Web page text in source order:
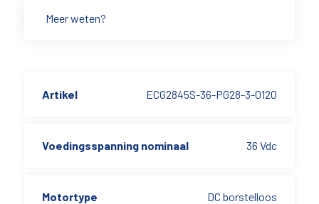
Meer weten?
Artikel ECG2845S-36-PG28-3-0120
Voedingsspanning nominaal 36 Vdc
Motortype DC borstelloos